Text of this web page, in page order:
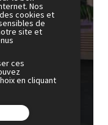
Nos
cookies et
de
site et
ces
en cliquant